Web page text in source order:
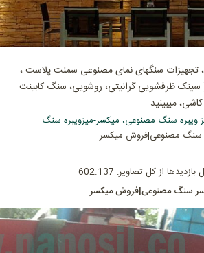
تجهیزات سنگهای نمای مصنوعی سمنت پلاست ،
ظرفشویی گرانیتی، روشویی، سنگ کابینت
میبینید.
ویبره سنگ مصنوعی، میکسر-میزویبره سنگ
سنگ مصنوعی|فروش میکسر
از کل تصاویر: 602.137
سنگ مصنوعی|فروش میکسر